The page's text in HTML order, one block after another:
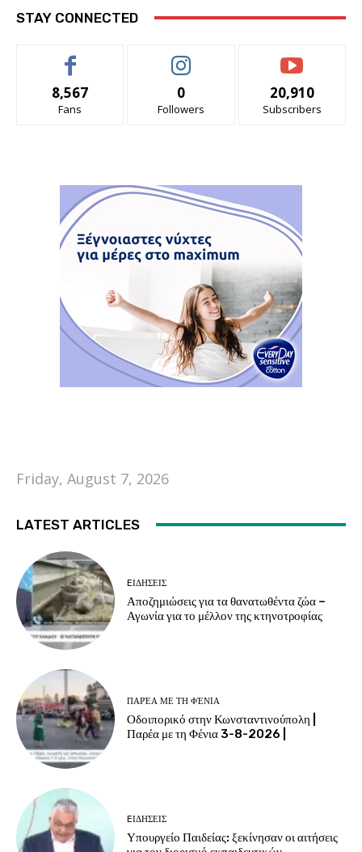
STAY CONNECTED
8,567
Fans
0
Followers
20,910
Subscribers
Friday, August 7, 2026
LATEST ARTICLES
EΙΔΗΣΕΙΣ
Αποζημιώσεις για τα θανατωθέντα ζώα –
Αγωνία για το μέλλον της κτηνοτροφίας
ΠΑΡΈΑ ΜΕ ΤΗ ΦΈΝΙΑ
Οδοιπορικό στην Κωνσταντινούπολη |
Παρέα με τη Φένια 3-8-2026 |
EΙΔΗΣΕΙΣ
Υπουργείο Παιδείας: ξεκίνησαν οι αιτήσεις